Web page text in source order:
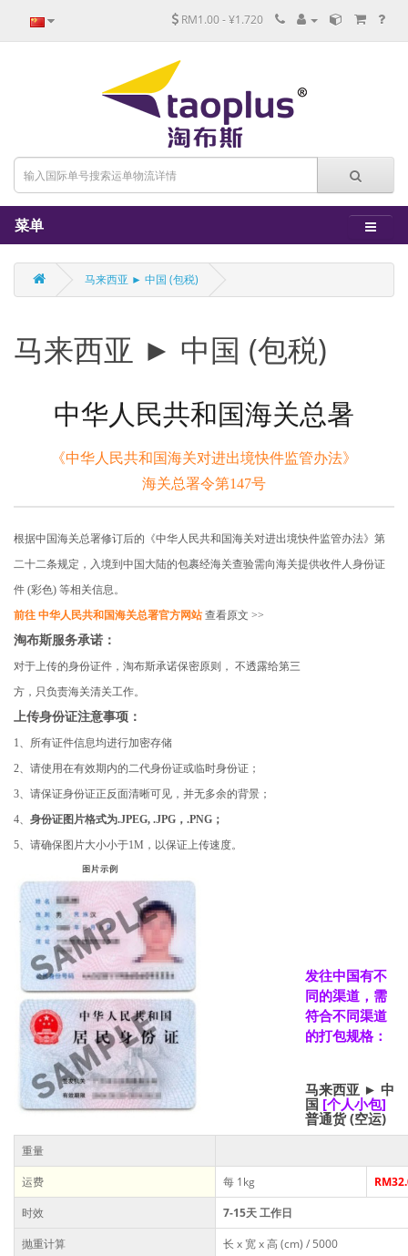
RM1.00 - ¥1.720
菜单
马来西亚 ► 中国 (包税)
马来西亚 ► 中国 (包税)
中华人民共和国海关总暑
《中华人民共和国海关对进出境快件监管办法》
海关总署令第147号
根据中国海关总署修订后的《中华人民共和国海关对进出境快件监管办法》第
二十二条规定，入境到中国大陆的包裹经海关查验需向海关提供收件人身份证
件 (彩色) 等相关信息。
前往 中华人民共和国海关总署官方网站 查看原文 >>
淘布斯服务承诺：
对于上传的身份证件，淘布斯承诺保密原则， 不透露给第三
方，只负责海关清关工作。
上传身份证注意事项：
1、所有证件信息均进行加密存储
2、请使用在有效期内的二代身份证或临时身份证；
3、请保证身份证正反面清晰可见，并无多余的背景；
4、 身份证图片格式为.JPEG, .JPG，.PNG；
5、请确保图片大小小于1M，以保证上传速度。
发往中国有不
同的渠道，需
符合不同渠道
的打包规格：
马来西亚 ► 中
国 [个人小包]
普通货(空运)
重量
运费
每 1kg
时效
7-15天 工作日
抛重计算
长 x 宽 x 高 (cm) / 5000